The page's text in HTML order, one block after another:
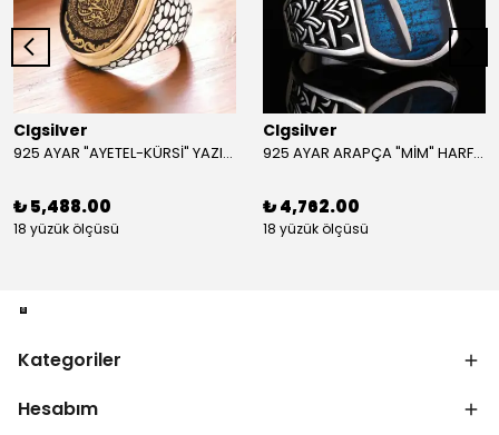
Clgsilver
925 AYAR "AYETEL-KÜRSİ" YAZILI GÜMÜŞ ERKEK YÜZÜK
₺ 5,488.00
18 yüzük ölçüsü
Clgsilver
925 AYAR ARAPÇA "MİM" HARFLİ GÜMÜŞ ERKEK YÜZÜK
₺ 4,762.00
18 yüzük ölçüsü
Kategoriler
Hesabım